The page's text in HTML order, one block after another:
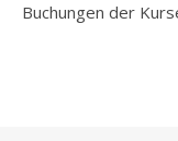
Buchungen der